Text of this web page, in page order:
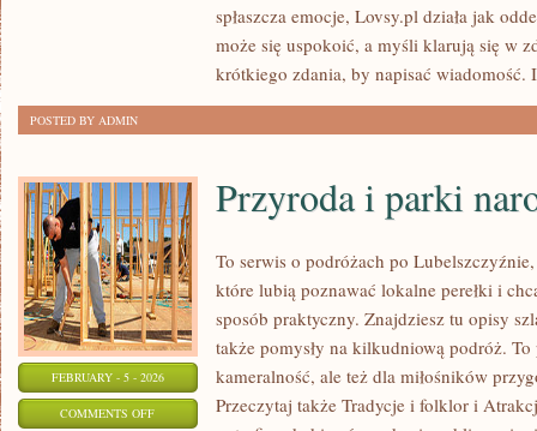
spłaszcza emocje, Lovsy.pl działa jak
może się uspokoić, a myśli klarują się w
krótkiego zdania, by napisać wiadomość.
POSTED BY ADMIN
FEBRUARY - 5 - 2026
COMMENTS OFFON
Przyroda i parki
To serwis o podróżach po
które lubią poznawać lokalne perełki i
sposób praktyczny. Znajdziesz tu opisy
także pomysły na kilkudniową podróż.
kameralność, ale też dla miłośników
Przeczytaj także Tradycje i folklor i